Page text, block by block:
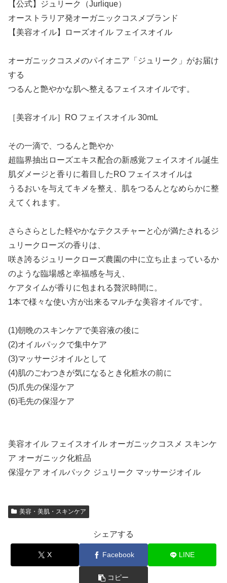
【公式】ジュリーク（Jurlique）
オーストラリア発オーガニックコスメブランド
【美容オイル】ローズオイル フェイスオイル
オーガニックコスメのパイオニア「ジュリーク」がお届け
する
つるんと艶やかな肌へ整えるフェイスオイルです。
［美容オイル］RO フェイスオイル 30mL
その一滴で、つるんと艶やか
超臨界抽出ローズエキス配合の新感覚フェイスオイル誕生
肌ダメージと香りに着目したRO フェイスオイルは
うるおいを与えてキメを整え、肌をつるんとなめらかに整
えてくれます。
さらさらとした軽やかなテクスチャーと心が満たされるジ
ュリークローズの香りは、
咲き誇るジュリークローズ農園の中に立ち止まっているか
のような臨場感と幸福感を与え、
ケアタイムが香りに包まれる贅沢時間に。
1本で様々な使い方が出来るマルチな美容オイルです。
(1)朝晩のスキンケアで美容液の後に
(2)オイルパックで集中ケア
(3)マッサージオイルとして
(4)肌のごわつきが気になるとき化粧水の前に
(5)爪先の保湿ケア
(6)毛先の保湿ケア
美容オイル フェイスオイル オーガニックコスメ スキンケ
ア オーガニック化粧品
保湿ケア オイルパック ジュリーク マッサージオイル
美容・美肌・スキンケア
シェアする
X Facebook LINE
コピー